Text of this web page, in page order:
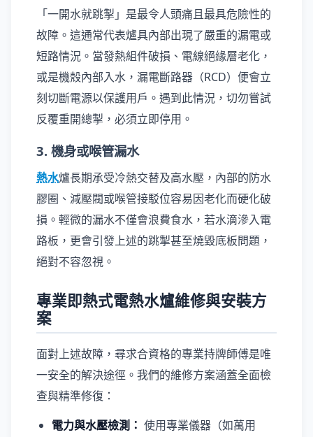
「一開水就跳掣」是最令人頭痛且最具危險性的
故障。這通常代表爐具內部出現了嚴重的漏電或
短路情況。當發熱組件破損、電線絕緣層老化，
或是機殼內部入水，漏電斷路器（RCD）便會立
刻切斷電源以保護用戶。遇到此情況，切勿嘗試
反覆重開總掣，必須立即停用。
3. 機身或喉管漏水
熱水爐長期承受冷熱交替及高水壓，內部的防水
膠圈、減壓閥或喉管接駁位容易因老化而硬化破
損。輕微的漏水不僅會浪費食水，若水滴滲入電
路板，更會引發上述的跳掣甚至燒毀底板問題，
絕對不容忽視。
專業即熱式電熱水爐維修與安裝方
案
面對上述故障，尋求合資格的專業持牌師傅是唯
一安全的解決途徑。我們的維修方案涵蓋全面檢
查與精準修復：
電力與水壓檢測： 使用專業儀器（如萬用